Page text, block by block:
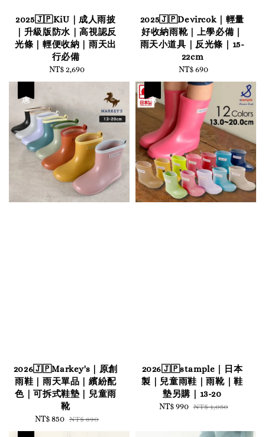
2025🇯🇵KiU｜成人雨披
｜升級版防水｜高視認反
光條｜輕便收納｜雨天出
行必備
Regular
price
NT$ 2,690
2025🇯🇵Devircok｜輕量
好收納雨靴｜上學必備｜
雨天小道具｜反光條｜15-
22cm
Regular
price
NT$ 690
2026🇯🇵Markey's｜原創
雨鞋｜雨天單品｜繽紛配
色｜可拆式鞋墊｜兒童雨
靴
Sale
price
NT$ 850 Regular
price
NT$ 890
2026🇯🇵stample｜日本
製｜兒童雨鞋｜雨靴｜鞋
墊另購｜13-20
Sale
NT$ 990 Regular
NT$ 1,050